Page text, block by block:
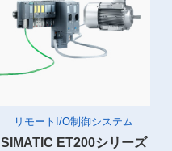
リモートI/O制御システム
SIMATIC ET200シリーズ